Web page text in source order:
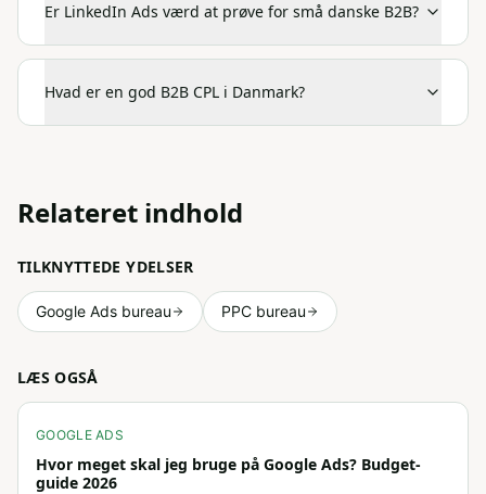
Er LinkedIn Ads værd at prøve for små danske B2B?
Hvad er en god B2B CPL i Danmark?
Relateret indhold
TILKNYTTEDE YDELSER
Google Ads bureau PPC bureau
LÆS OGSÅ
GOOGLE ADS
Hvor meget skal jeg bruge på Google Ads? Budget-
guide 2026